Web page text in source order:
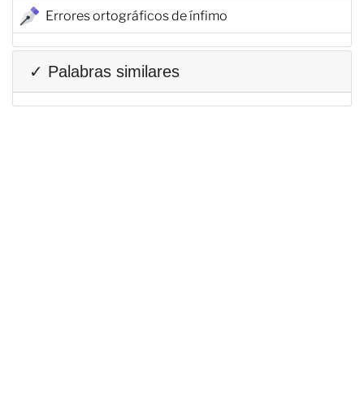
Errores ortográficos de ínfimo
✓ Palabras similares